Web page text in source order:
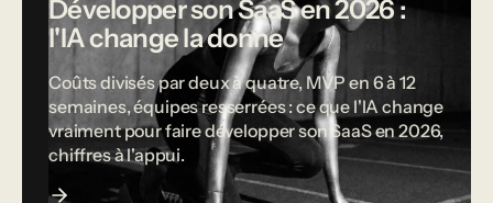
Développer son SaaS en 2026 :
l'IA change la donne
Coûts divisés par deux à quatre, MVP en 6 à 12
semaines, équipes resserrées : ce que l'IA change
vraiment pour faire développer son SaaS en 2026,
chiffres à l'appui.